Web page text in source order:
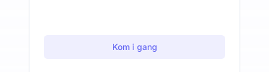
Kom i gang